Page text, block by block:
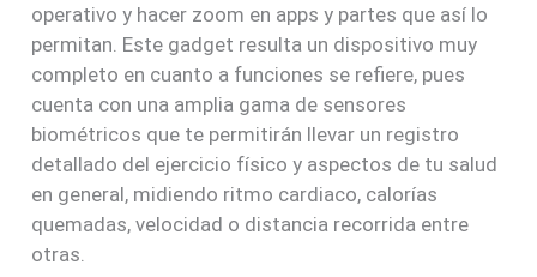
operativo y hacer zoom en apps y partes que así lo
permitan. Este gadget resulta un dispositivo muy
completo en cuanto a funciones se refiere, pues
cuenta con una amplia gama de sensores
biométricos que te permitirán llevar un registro
detallado del ejercicio físico y aspectos de tu salud
en general, midiendo ritmo cardiaco, calorías
quemadas, velocidad o distancia recorrida entre
otras.